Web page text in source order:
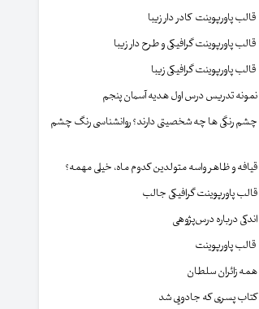
قالب پاورپوینت کادر دار زیبا
قالب پاورپوینت گرافیکی و طرح دار زیبا
قالب پاورپوینت گرافیکی زیبا
نمونه تدریس درس اول هدیه آسمان پنجم
چشم رنگی ها چه شخصیتی دارند؟ روانشناسی رنگ چشم
قیافه و ظاهر واسه متولدین کدوم ماه، خیلی مهمه؟
قالب پاورپوینت گرافیکی جالب
اندکی درباره درس‌پژوهی
قالب پاورپوینت
همه زائران سلطان
کتاب پسری که جادویی شد